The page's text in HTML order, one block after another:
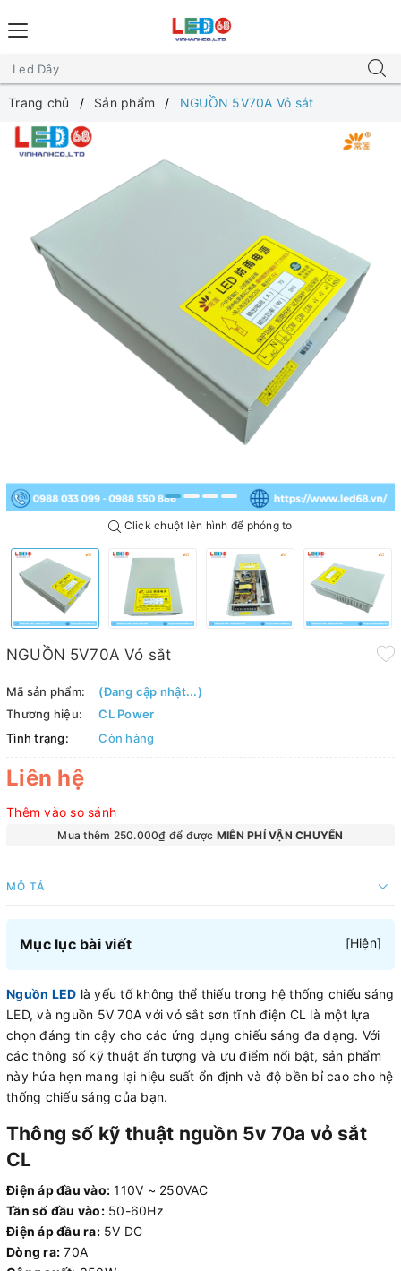
Trang chủ Sản phẩm NGUỒN 5V70A Vỏ sắt
Click chuột lên hình để phóng to
NGUỒN 5V70A Vỏ sắt
Mã sản phẩm:
(Đang cập nhật...)
Thương hiệu:
CL Power
Tình trạng:
Còn hàng
Liên hệ
Thêm vào so sánh
Mua thêm 250.000₫ để được MIỄN PHÍ VẬN CHUYỂN
MÔ TẢ
Mục lục bài viết [Hiện]
Nguồn LED là yếu tố không thể thiếu trong hệ thống chiếu sáng
LED, và nguồn 5V 70A với vỏ sắt sơn tĩnh điện CL là một lựa
chọn đáng tin cậy cho các ứng dụng chiếu sáng đa dạng. Với
các thông số kỹ thuật ấn tượng và ưu điểm nổi bật, sản phẩm
này hứa hẹn mang lại hiệu suất ổn định và độ bền bỉ cao cho hệ
thống chiếu sáng của bạn.
Thông số kỹ thuật nguồn 5v 70a vỏ sắt
CL
Điện áp đầu vào: 110V ~ 250VAC
Tần số đầu vào:50-60Hz
Điện áp đầu ra:5V DC
Dòng ra: 70A